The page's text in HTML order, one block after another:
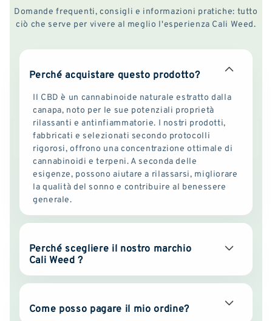
Domande frequenti, consigli e informazioni pratiche: tutto
ciò che serve per vivere al meglio l'esperienza Cali Weed.
Perché acquistare questo prodotto?
Il CBD è un cannabinoide naturale estratto dalla
canapa, noto per le sue potenziali proprietà
rilassanti e antinfiammatorie. I nostri prodotti,
fabbricati e selezionati secondo protocolli
rigorosi, offrono una concentrazione ottimale di
cannabinoidi e terpeni. A seconda delle
esigenze, possono aiutare a rilassarsi, migliorare
la qualità del sonno e contribuire al benessere
generale.
Perché scegliere il nostro marchio
Cali Weed ?
Come posso pagare il mio ordine?